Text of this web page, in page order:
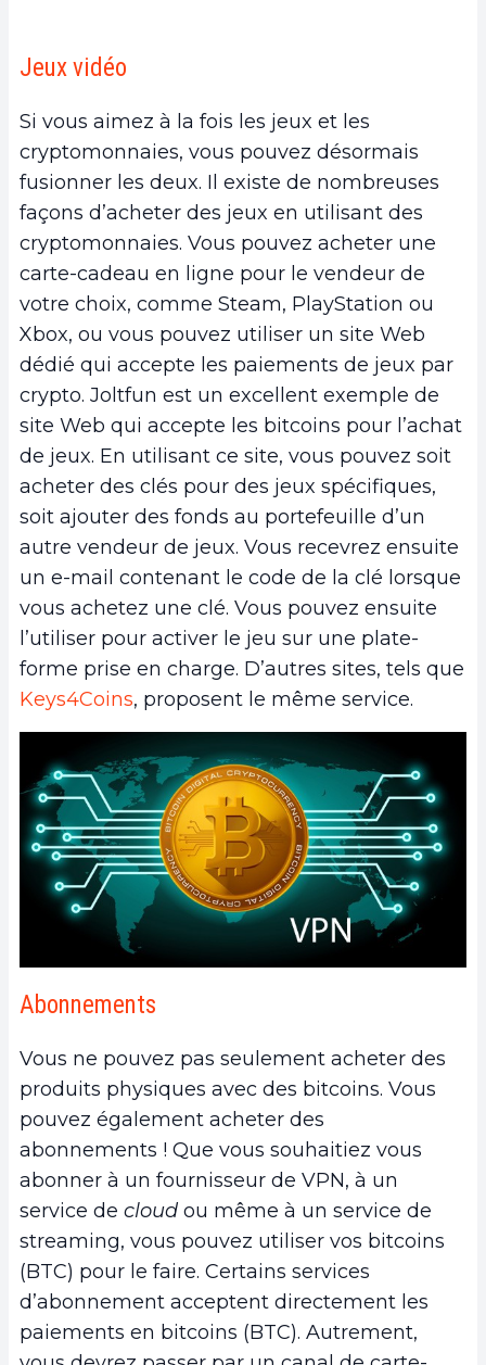
Jeux vidéo
Si vous aimez à la fois les jeux et les
cryptomonnaies, vous pouvez désormais
fusionner les deux. Il existe de nombreuses
façons d’acheter des jeux en utilisant des
cryptomonnaies. Vous pouvez acheter une
carte-cadeau en ligne pour le vendeur de
votre choix, comme Steam, PlayStation ou
Xbox, ou vous pouvez utiliser un site Web
dédié qui accepte les paiements de jeux par
crypto. Joltfun est un excellent exemple de
site Web qui accepte les bitcoins pour l’achat
de jeux. En utilisant ce site, vous pouvez soit
acheter des clés pour des jeux spécifiques,
soit ajouter des fonds au portefeuille d’un
autre vendeur de jeux. Vous recevrez ensuite
un e-mail contenant le code de la clé lorsque
vous achetez une clé. Vous pouvez ensuite
l’utiliser pour activer le jeu sur une plate-
forme prise en charge. D’autres sites, tels que
Keys4Coins, proposent le même service.
Abonnements
Vous ne pouvez pas seulement acheter des
produits physiques avec des bitcoins. Vous
pouvez également acheter des
abonnements ! Que vous souhaitiez vous
abonner à un fournisseur de VPN, à un
service de cloud ou même à un service de
streaming, vous pouvez utiliser vos bitcoins
(BTC) pour le faire. Certains services
d’abonnement acceptent directement les
paiements en bitcoins (BTC). Autrement,